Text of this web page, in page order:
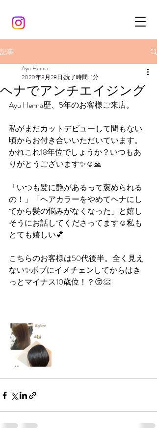
記事
ヘナでアンチエイジング
Ayu Henna
2020年3月28日 読了時間: 1分
Ayu Henna歴、5年のお客様ご来店。
私がまだカットデビューして間もない
頃からお付き合いいただいています。
かれこれ18年位でしょうか？いつもあ
りがとうございます✨☺️🙏
「いつも髪に艶があるって褒められる
の！」「ヘアカラーをやめてヘナにし
てから髪の悩みがなくなった」と嬉し
そうにお話してくださってます☺️私も
とても嬉しい💕
こちらのお客様は50代後半。全く見え
ない✨ボブにイメチェンしてからはき
っとマイナス10歳位！？😚👏